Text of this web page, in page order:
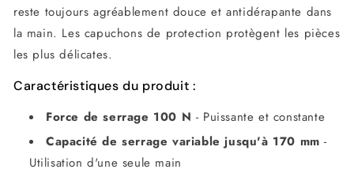
reste toujours agréablement douce et antidérapante dans
la main. Les capuchons de protection protègent les pièces
les plus délicates.
Caractéristiques du produit :
Force de serrage 100 N - Puissante et constante
Capacité de serrage variable jusqu'à 170 mm -
Utilisation d'une seule main